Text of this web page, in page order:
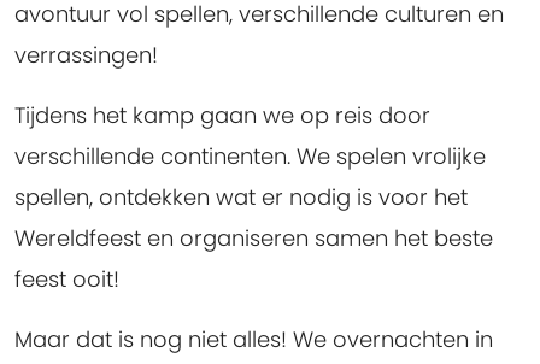
avontuur vol spellen, verschillende culturen en
verrassingen!
Tijdens het kamp gaan we op reis door
verschillende continenten. We spelen vrolijke
spellen, ontdekken wat er nodig is voor het
Wereldfeest en organiseren samen het beste
feest ooit!
Maar dat is nog niet alles! We overnachten in